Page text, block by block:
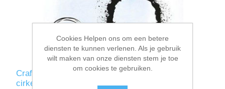
CraftEmotions clearstamps 6x7cm - Grunge
cirkels
Cookies Helpen ons om een betere
diensten te kunnen verlenen. Als je gebruik
wilt maken van onze diensten stem je toe
om cookies te gebruiken.